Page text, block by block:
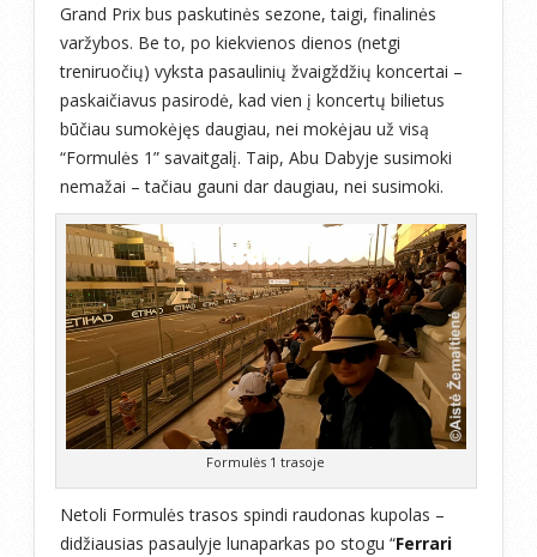
Grand Prix bus paskutinės sezone, taigi, finalinės
varžybos. Be to, po kiekvienos dienos (netgi
treniruočių) vyksta pasaulinių žvaigždžių koncertai –
paskaičiavus pasirodė, kad vien į koncertų bilietus
būčiau sumokėjęs daugiau, nei mokėjau už visą
“Formulės 1” savaitgalį. Taip, Abu Dabyje susimoki
nemažai – tačiau gauni dar daugiau, nei susimoki.
Formulės 1 trasoje
Netoli Formulės trasos spindi raudonas kupolas –
didžiausias pasaulyje lunaparkas po stogu “Ferrari